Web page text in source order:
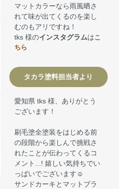
マットカラーなら雨風晒さ
れて味が出てくるのを楽し
むのもアリですね！
tks 様のインスタグラムはこ
ちら
タカラ塗料担当者より
愛知県 tks 様、ありがとう
ございます！
刷毛塗全塗装をはじめる前
の段階から楽しんで挑戦さ
れたことが伝わってくるコ
メント...! 嬉しい気持ちでい
っぱいでございます☺
サンドカーキとマットブラ